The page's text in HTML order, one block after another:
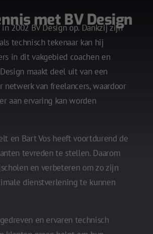
met BV Design
2002 BV Design op. Dankzij zijn
technisch tekenaar kan hij
in dit vakgebied coachen en
maakt deel uit van een
van freelancers, waardoor
aan ervaring kan worden
en Bart Vos heeft voortdurend de
tevreden te stellen. Daarom
en verbeteren om zo zijn
dienstverlening te kunnen
en ervaren technisch